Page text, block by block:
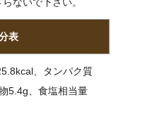
表
、タンパク質
5.4g、食塩相当量